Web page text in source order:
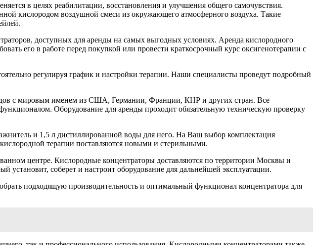
в целях реабилитации, восстановления и улучшения общего самочувствия.
кислородом воздушной смеси из окружающего атмосферного воздуха. Такие
доступных для аренды на самых выгодных условиях. Аренда кислородного
его в работе перед покупкой или провести краткосрочный курс оксигенотерапии с
регулируя график и настройки терапии. Наши специалисты проведут подробный
с мировым именем из США, Германии, Франции, КНР и других стран. Все
Оборудование для аренды проходит обязательную техническую проверку
и 1,5 л дистиллированной воды для него. На Ваш выбор комплектация
терапии поставляются новыми и стерильными.
центре. Кислородные концентраторы доставляются по территории Москвы и
установит, соберет и настроит оборудование для дальнейшей эксплуатации.
подходящую производительность и оптимальный функционал концентратора для